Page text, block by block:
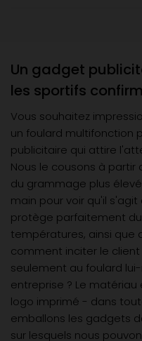
Un gadget
les sportifs
Vous souhaitez
un foulard multifonction
publicitaire qui attire
Nous le cousons à
du grammage plus
main pour voir qu'il
protège parfaitement
températures, ainsi que
comment inciter le
seulement au foulard
entreprise ? Le
logo imprimé - dans
emballons les gadgets
sur lesquels nous